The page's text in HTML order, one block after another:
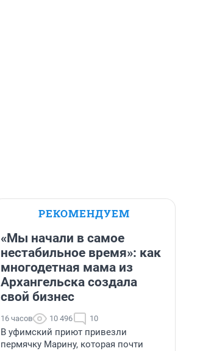
РЕКОМЕНДУЕМ
«Мы начали в самое
нестабильное время»: как
многодетная мама из
Архангельска создала
свой бизнес
16 часов 10 496 10
В уфимский приют привезли
пермячку Марину, которая почти